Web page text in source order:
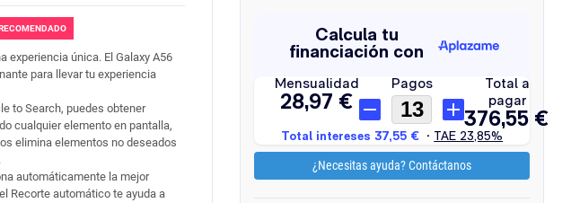
experiencia única. El Galaxy A56
para llevar tu experiencia
to Search, puedes obtener
cualquier elemento en pantalla,
elimina elementos no deseados
automáticamente la mejor
Recorte automático te ayuda a
¿Necesitas ayuda? Contáctanos